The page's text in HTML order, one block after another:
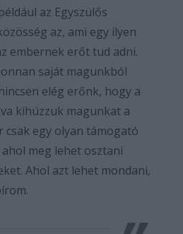
az Egyszülős
az, ami egy ilyen
embernek erőt tud adni.
saját magunkból
elég erőnk, hogy a
kihúzzuk magunkat a
csak egy olyan támogató
meg lehet osztani
Ahol azt lehet mondani,